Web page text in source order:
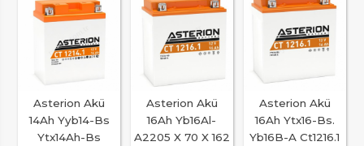
Asterion Akü
14Ah Yyb14-Bs
Ytx14Ah-Bs
Asterion Akü
16Ah Yb16Al-
A2205 X 70 X 162
Asterion Akü
16Ah Ytx16-Bs.
Yb16B-A Ct1216.1